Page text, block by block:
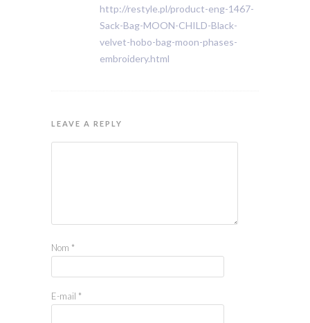
http://restyle.pl/product-eng-1467-
Sack-Bag-MOON-CHILD-Black-
velvet-hobo-bag-moon-phases-
embroidery.html
LEAVE A REPLY
Nom *
E-mail *